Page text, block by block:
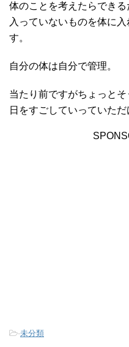
体のことを考えたらでき
入っていないものを体に
す。
自分の体は自分で管理。
当たり前ですがちょっと
日をすごしていっていただ
-未分類